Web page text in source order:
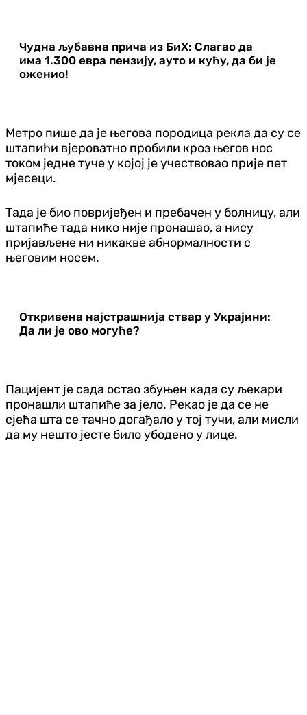
Чудна љубавна прича из БиХ: Слагао да
има 1.300 евра пензију, ауто и кућу, да би је
оженио!
Метро пише да је његова породица рекла да су се
штапићи вјероватно пробили кроз његов нос
током једне туче у којој је учествовао прије пет
мјесеци.
Тада је био повријеђен и пребачен у болницу, али
штапиће тада нико није пронашао, а нису
пријављене ни никакве абнормалности с
његовим носем.
Откривена најстрашнија ствар у Украјини:
Да ли је ово могуће?
Пацијент је сада остао збуњен када су љекари
пронашли штапиће за јело. Рекао је да се не
сјећа шта се тачно догађало у тој тучи, али мисли
да му нешто јесте било убодено у лице.